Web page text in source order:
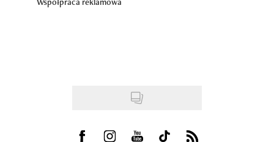
Visit us on Facebook
Visit us on Instagram
Visit us on Youtube
Visit us on Tiktok
Visit us on Rss